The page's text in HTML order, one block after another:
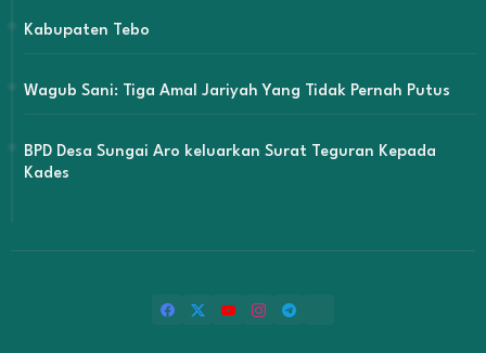
Kabupaten Tebo
Wagub Sani: Tiga Amal Jariyah Yang Tidak Pernah Putus
BPD Desa Sungai Aro keluarkan Surat Teguran Kepada
Kades